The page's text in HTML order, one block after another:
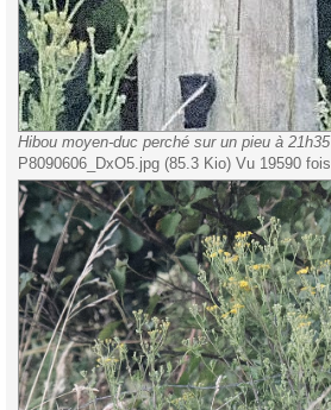
Hibou moyen-duc perché sur un pieu à 21h35
P8090606_DxO5.jpg (85.3 Kio) Vu 19590 fois